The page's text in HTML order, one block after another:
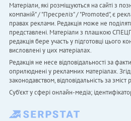
Матеріали, які розміщуються на сайті з
компаній" / "Пресреліз" / "Promoted", є
правах реклами. Редакція може не
представлені. Матеріали з плашкою
редакція бере участь у підготовці цього
висловлені у цих матеріалах.
Редакція не несе відповідальності за
оприлюднені у рекламних матеріалах.
законодавством, відповідальність за
Cуб'єкт у сфері онлайн-медіа;